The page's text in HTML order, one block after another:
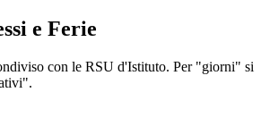
e Ferie
con le RSU d'Istituto. Per "giorni" si